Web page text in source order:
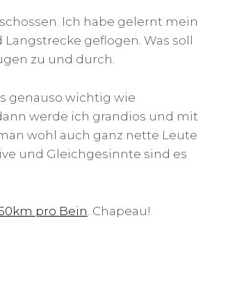
Ich habe gelernt mein
geflogen. Was soll
zu und durch.
genauso wichtig wie
werde ich grandios und mit
wohl auch ganz nette Leute
und Gleichgesinnte sind es
pro Bein . Chapeau!